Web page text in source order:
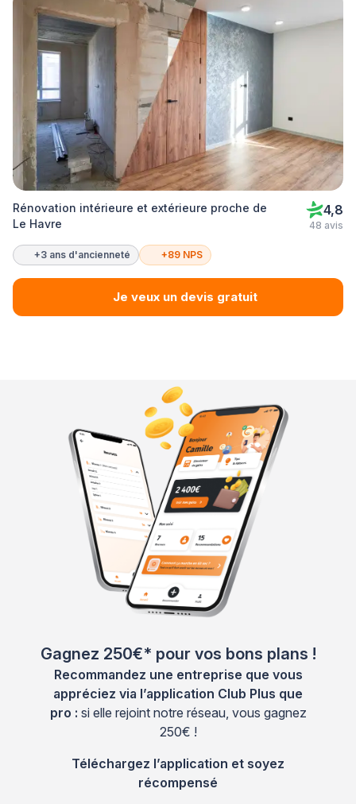
Rénovation intérieure et extérieure proche de
Le Havre
4,8
48 avis
+3 ans d'ancienneté +89 NPS
Je veux un devis gratuit
Gagnez 250€* pour vos bons plans !
Recommandez une entreprise que vous
appréciez via l’application Club Plus que
pro : si elle rejoint notre réseau, vous gagnez
250€ !
Téléchargez l’application et soyez
récompensé